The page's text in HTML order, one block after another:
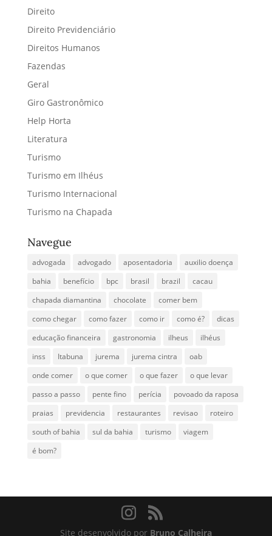
Direito
Direito Previdenciário
Direitos Humanos
Fazendas
Geral
Giro Gastronômico
Help Horta
Literatura
Turismo
Turismo em Ilhéus
Turismo Internacional
Turismo na Chapada
Navegue
advogada advogado aposentadoria
auxilio doença
bahia
benefício bpc brasil brazil
cacau
chapada diamantina
chocolate
comer bem
como chegar
como fazer como ir como é?
dicas
educação financeira
gastronomia ilheus
ilhéus
inss
Itabuna jurema jurema cintra
oab
onde comer
o que comer o que fazer
o que levar
passo a passo
pente fino perícia
povoado da raposa
praias
previdencia restaurantes revisao
roteiro
south of bahia
sul da bahia turismo
viagem
é bom?
Site desenvolvido por Bruno Calheira